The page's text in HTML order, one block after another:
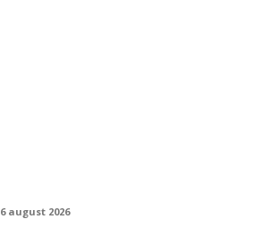
6 august 2026